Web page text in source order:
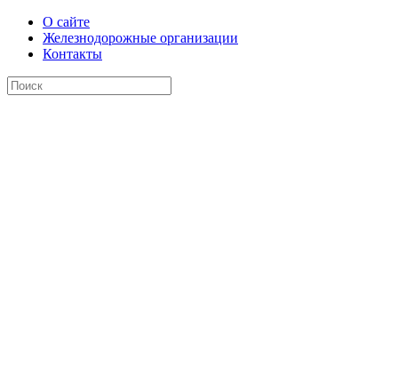
О сайте
Железнодорожные организации
Контакты